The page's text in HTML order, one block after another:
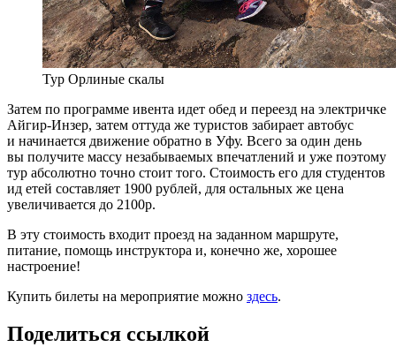
Тур Орлиные скалы
Затем по программе ивента идет обед и переезд на электричке
Айгир-Инзер, затем оттуда же туристов забирает автобус
и начинается движение обратно в Уфу. Всего за один день
вы получите массу незабываемых впечатлений и уже поэтому
тур абсолютно точно стоит того. Стоимость его для студентов
ид етей составляет 1900 рублей, для остальных же цена
увеличивается до 2100р.
В эту стоимость входит проезд на заданном маршруте,
питание, помощь инструктора и, конечно же, хорошее
настроение!
Купить билеты на мероприятие можно здесь.
Поделиться ссылкой